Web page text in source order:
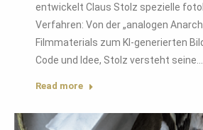
entwickelt Claus Stolz spezielle
Verfahren: Von der „analogen
Filmmaterials zum KI-generierten
Code und Idee, Stolz versteht seine…
Read more